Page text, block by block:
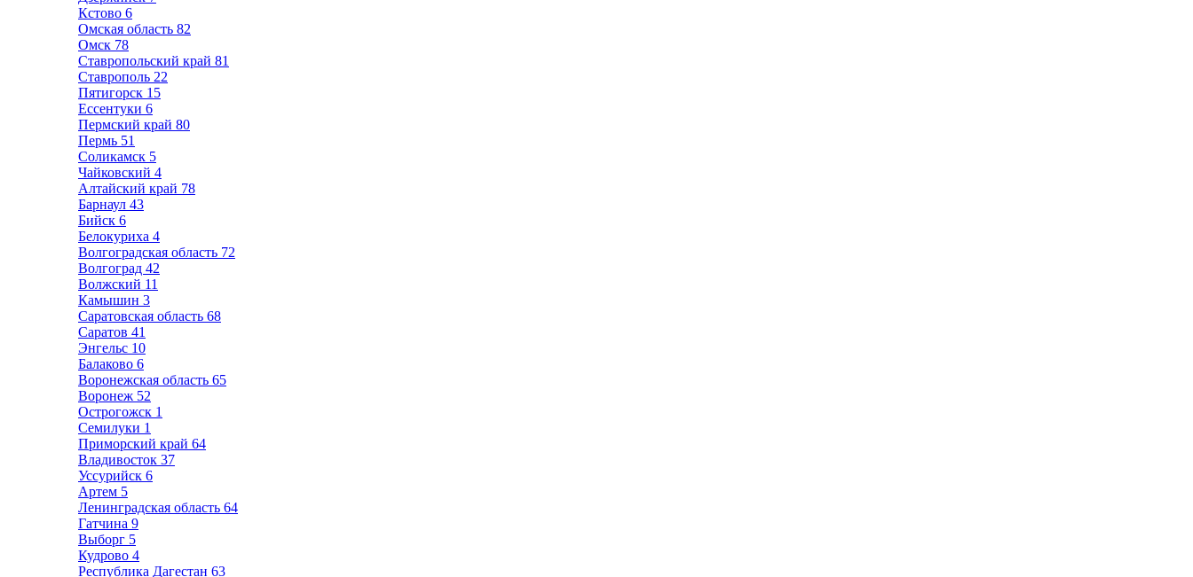
Кстово 6
Омская область 82
Омск 78
Ставропольский край 81
Ставрополь 22
Пятигорск 15
Ессентуки 6
Пермский край 80
Пермь 51
Соликамск 5
Чайковский 4
Алтайский край 78
Барнаул 43
Бийск 6
Белокуриха 4
Волгоградская область 72
Волгоград 42
Волжский 11
Камышин 3
Саратовская область 68
Саратов 41
Энгельс 10
Балаково 6
Воронежская область 65
Воронеж 52
Острогожск 1
Семилуки 1
Приморский край 64
Владивосток 37
Уссурийск 6
Артем 5
Ленинградская область 64
Гатчина 9
Выборг 5
Кудрово 4
Республика Дагестан 63